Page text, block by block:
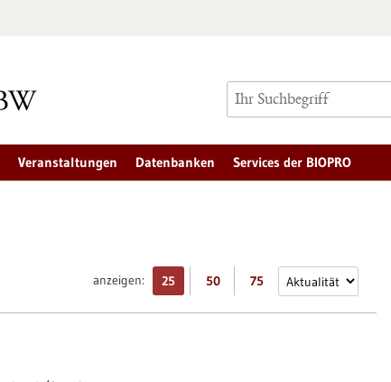
Veranstaltungen Datenbanken Services der BIOPRO
anzeigen: 25 50 75